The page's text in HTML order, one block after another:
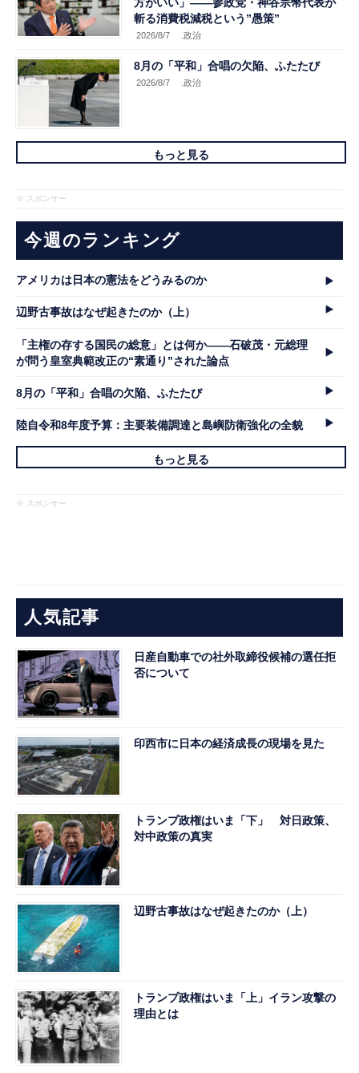
斬る消費税減税という”愚策”
2026/8/7 .政治
8月の「平和」合唱の欠陥、ふたたび
2026/8/7 .政治
もっと見る
※ スポンサー
今週のランキング
アメリカは日本の憲法をどうみるのか
辺野古事故はなぜ起きたのか（上）
「主権の存する国民の総意」とは何か――石破茂・元総理
が問う皇室典範改正の“素通り”された論点
8月の「平和」合唱の欠陥、ふたたび
陸自令和8年度予算：主要装備調達と島嶼防衛強化の全貌
もっと見る
※ スポンサー
人気記事
日産自動車での社外取締役候補の選任拒
否について
印西市に日本の経済成長の現場を見た
トランプ政権はいま「下」 対日政策、
対中政策の真実
辺野古事故はなぜ起きたのか（上）
トランプ政権はいま「上」イラン攻撃の
理由とは